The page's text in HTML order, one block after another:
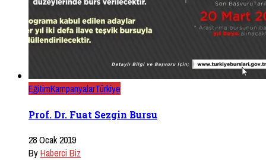
EğitimKampanyalarTürkiye
Prof. Dr. Fuat Sezgin Bursu
28 Ocak 2019
ByHaberci Biz